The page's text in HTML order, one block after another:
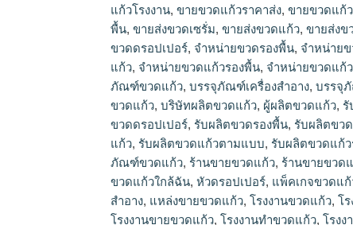
เปอร์, จำหน่ายขวดรองพื้น, จำหน่ายขวดเซรั่ม,
จำหน่ายขวดแก้วรองพื้น, จําหน่ายขวดแก้ว, บ
ภัณฑ์เครื่องสำอาง, บริษัทขวดแก้ว, บริษัทผลิตข
รับทำขวดแก้ว, รับผลิตขวดดรอปเปอร์, รับผลิต
เซรั่ม, รับผลิตขวดแก้ว, รับผลิตขวดแก้วตามแบ
พื้น, รับผลิตบรรจุภัณฑ์ขวดแก้ว, ร้านขายขวดแ
ราคาส่ง, ร้านขายขวดแก้วใกล้ฉัน, หัวดรอปเป
แพ็คเกจเครื่องสำอาง, แหล่งขายขวดแก้ว, โรงง
ขวดแก้วขายส่ง, โรงงานขายขวดแก้ว, โรงงานท
ขวดแก้ว, โรงงานผลิตขวดดรอปเปอร์, โรงงานผ
ผลิตขวดเซรั่ม, โรงงานผลิตขวดแก้ว, โรงงานผ
โรงงานผลิตขวดแก้วรองพื้น, โรงงานผลิตขวดแก้
แก้ว, โรงงานแพ็คเกจขวดแก้ว
แก้วโรงงาน,ขายขวดแก้วราคาส่ง,ขายขวดแก้
พื้น,ขายส่งขวดเซรั่ม,ขายส่งขวดแก้ว,ขายส่งข
ขวดดรอปเปอร์, จำหน่ายขวดรองพื้น, จำหน่ายข
แก้ว, จำหน่ายขวดแก้วรองพื้น, จําหน่ายขวดแก้ว
ภัณฑ์ขวดแก้ว,บรรจุภัณฑ์เครื่องสำอาง,บรรจุ
ขวดแก้ว,บริษัทผลิตขวดแก้ว, ผู้ผลิตขวดแก้ว, รั
ขวดดรอปเปอร์, รับผลิตขวดรองพื้น, รับผลิตขว
แก้ว, รับผลิตขวดแก้วตามแบบ, รับผลิตขวดแก้
ภัณฑ์ขวดแก้ว, ร้านขายขวดแก้ว, ร้านขายขวด
ขวดแก้วใกล้ฉัน,หัวดรอปเปอร์, แพ็คเกจขวดแก้
สำอาง, แหล่งขายขวดแก้ว,โรงงานขวดแก้ว,โ
โรงงานขายขวดแก้ว,โรงงานทำขวดแก้ว,โรง